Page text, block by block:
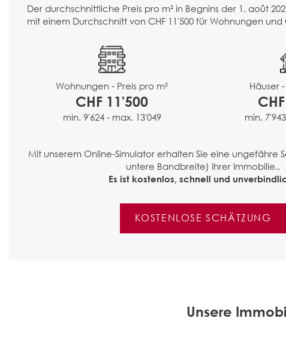
Der durchschnittliche Preis pro m² in Begnins der 1. août
mit einem Durchschnitt von CHF 11'500 für Wohnungen und
Wohnungen - Preis pro m²
CHF 11'500
min. 9'624 - max. 13'049
Häuser
min.
Mit unserem Online-Simulator erhalten Sie eine ungefähre
untere Bandbreite) Ihrer Immobilie..
Es ist kostenlos, schnell und
KOSTENLOSE SCHÄTZUNG
Unsere